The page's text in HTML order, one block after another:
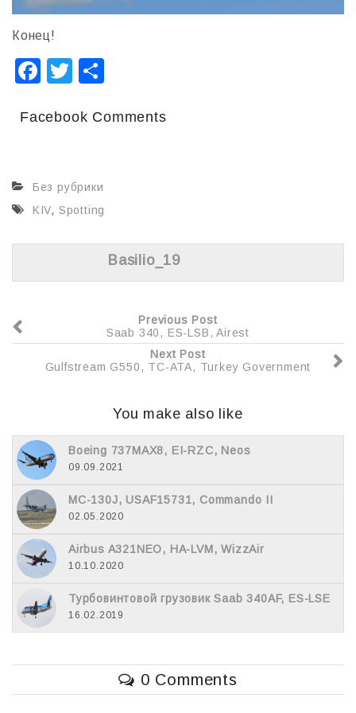
Конец!
F
c
o
o
k
T
tt п
т
ь
Facebook Comments
Без рубрики
KIV, Spotting
Basilio_19
Previous Post
Saab 340, ES-LSB, Airest
Next Post
Gulfstream G550, TC-ATA, Turkey Government
You make also like
Boeing 737MAX8, EI-RZC, Neos
09.09.2021
MC-130J, USAF15731, Commando II
02.05.2020
Airbus A321NEO, HA-LVM, WizzAir
10.10.2020
Турбовинтовой грузовик Saab 340AF, ES-LSE
16.02.2019
0 Comments